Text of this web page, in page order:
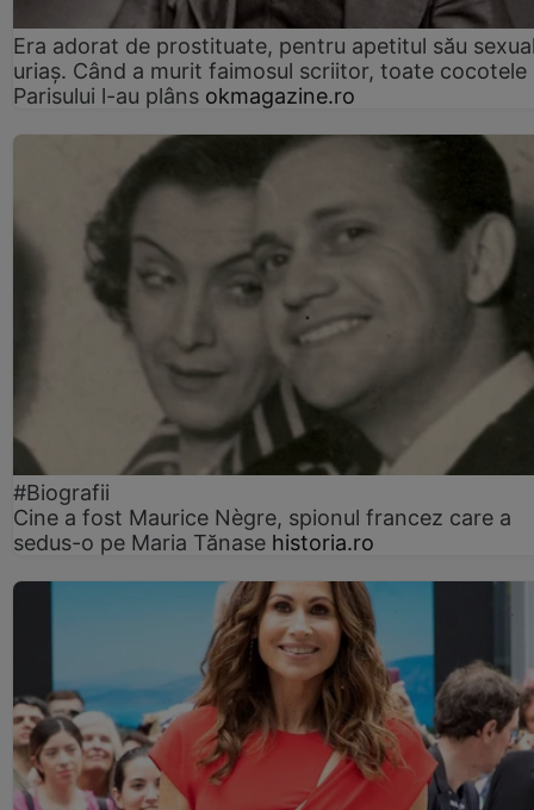
Era adorat de prostituate, pentru apetitul său
uriaș. Când a murit faimosul scriitor, toate cocotele
Parisului l-au plâns okmagazine.ro
#Biografii
Cine a fost Maurice Nègre, spionul francez care a
sedus-o pe Maria Tănase historia.ro